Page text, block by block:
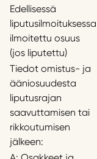
Edellisessä
liputusilmoituksessa
ilmoitettu osuus
(jos liputettu)
Tiedot omistus- ja
ääniosuudesta
liputusrajan
saavuttamisen tai
rikkoutumisen
jälkeen: